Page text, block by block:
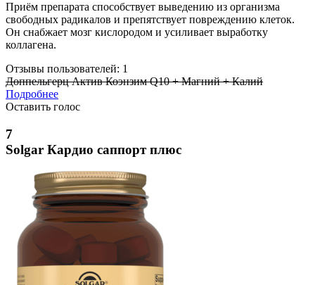
Приём препарата способствует выведению из организма
свободных радикалов и препятствует повреждению клеток.
Он снабжает мозг кислородом и усиливает выработку
коллагена.
Отзывы пользователей: 1
Доппельгерц Актив Коэнзим Q10 + Магний + Калий
Подробнее
Оставить голос
7
Solgar Кардио саппорт плюс